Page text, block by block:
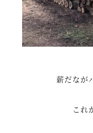
薪だなが
これ